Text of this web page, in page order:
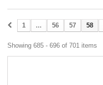
1 ... 56 57 58
Showing 685 - 696 of 701 items